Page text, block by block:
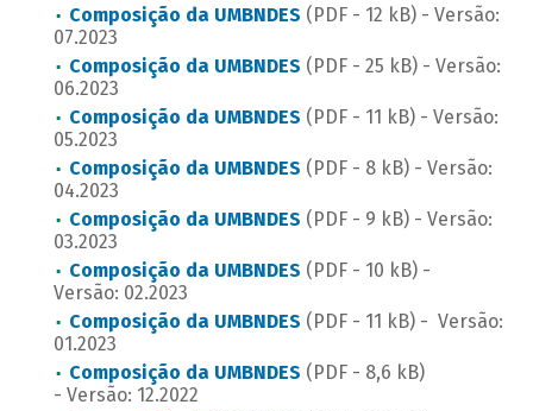
Composição da UMBNDES (PDF - 12 kB) - Versão:
07.2023
Composição da UMBNDES (PDF - 25 kB) - Versão:
06.2023
Composição da UMBNDES (PDF - 11 kB) - Versão:
05.2023
Composição da UMBNDES (PDF - 8 kB) - Versão:
04.2023
Composição da UMBNDES (PDF - 9 kB) - Versão:
03.2023
Composição da UMBNDES (PDF - 10 kB) -
Versão: 02.2023
Composição da UMBNDES (PDF - 11 kB) - Versão:
01.2023
Composição da UMBNDES (PDF - 8,6 kB)
- Versão: 12.2022